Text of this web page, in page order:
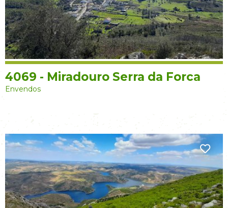
4069 - Miradouro Serra da Forca
Envendos